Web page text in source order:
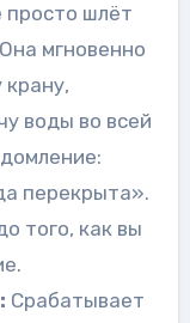
просто шлёт
мгновенно
воды во всей
перекрыта».
того, как вы
Срабатывает